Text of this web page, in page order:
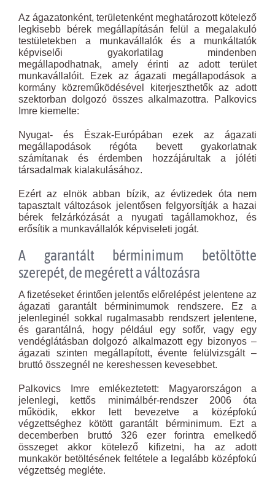
Az ágazatonként, területenként meghatározott kötelező
legkisebb bérek megállapításán felül a megalakuló
testületekben a munkavállalók és a munkáltatók
képviselői gyakorlatilag mindenben
megállapodhatnak, amely érinti az adott terület
munkavállalóit. Ezek az ágazati megállapodások a
kormány közreműködésével kiterjeszthetők az adott
szektorban dolgozó összes alkalmazottra. Palkovics
Imre kiemelte:
Nyugat- és Észak-Európában ezek az ágazati
megállapodások régóta bevett gyakorlatnak
számítanak és érdemben hozzájárultak a jóléti
társadalmak kialakulásához.
Ezért az elnök abban bízik, az évtizedek óta nem
tapasztalt változások jelentősen felgyorsítják a hazai
bérek felzárkózását a nyugati tagállamokhoz, és
erősítik a munkavállalók képviseleti jogát.
A garantált bérminimum betöltötte
szerepét, de megérett a változásra
A fizetéseket érintően jelentős előrelépést jelentene az
ágazati garantált bérminimumok rendszere. Ez a
jelenleginél sokkal rugalmasabb rendszert jelentene,
és garantálná, hogy például egy sofőr, vagy egy
vendéglátásban dolgozó alkalmazott egy bizonyos –
ágazati szinten megállapított, évente felülvizsgált –
bruttó összegnél ne kereshessen kevesebbet.
Palkovics Imre emlékeztetett: Magyarországon a
jelenlegi, kettős minimálbér-rendszer 2006 óta
működik, ekkor lett bevezetve a középfokú
végzettséghez kötött garantált bérminimum. Ezt a
decemberben bruttó 326 ezer forintra emelkedő
összeget akkor kötelező kifizetni, ha az adott
munkakör betöltésének feltétele a legalább középfokú
végzettség megléte.